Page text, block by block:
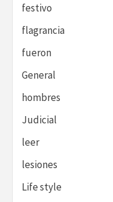
festivo
flagrancia
fueron
General
hombres
Judicial
leer
lesiones
Life style